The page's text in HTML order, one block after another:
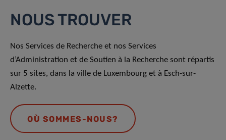
NOUS TROUVER
Nos Services de Recherche et nos Services
d’Administration et de Soutien à la Recherche sont répartis
sur 5 sites, dans la ville de Luxembourg et à Esch-sur-
Alzette.
OÙ SOMMES-NOUS?